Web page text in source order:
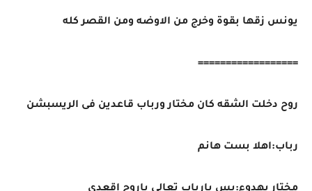
يونس زقها بقوة وخرج من الاوضه ومن القصر كله
==================
روح دخلت الشقه كان مختار ورباب قاعدين فى الريسبشن
رباب:اهلا بست هانم